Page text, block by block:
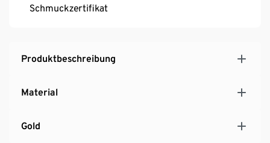
Schmuckzertifikat
Produktbeschreibung
Material
Gold